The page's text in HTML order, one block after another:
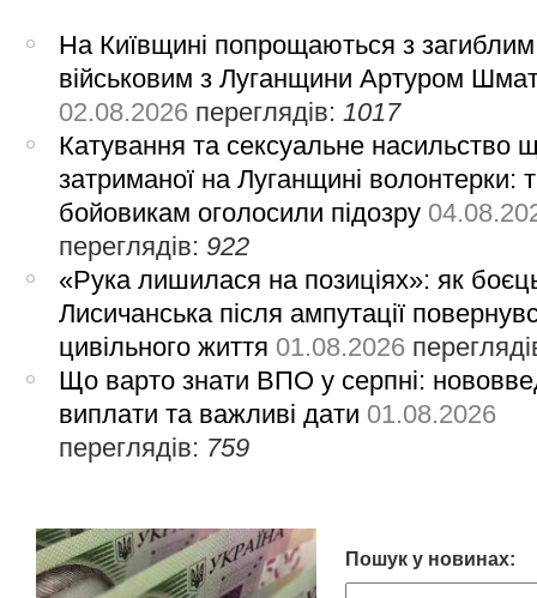
На Київщині попрощаються з загиблим
військовим з Луганщини Артуром
02.08.2026 переглядів:1017
Катування та сексуальне насильство
затриманої на Луганщині волонтерки:
бойовикам оголосили підозру
переглядів: 922
«Рука лишилася на позиціях»: як
Лисичанська після ампутації
цивільного життя 01.08.2026
Що варто знати ВПО у серпні:
виплати та важливі дати 01.08.2026
переглядів: 759
Пошук у новинах: